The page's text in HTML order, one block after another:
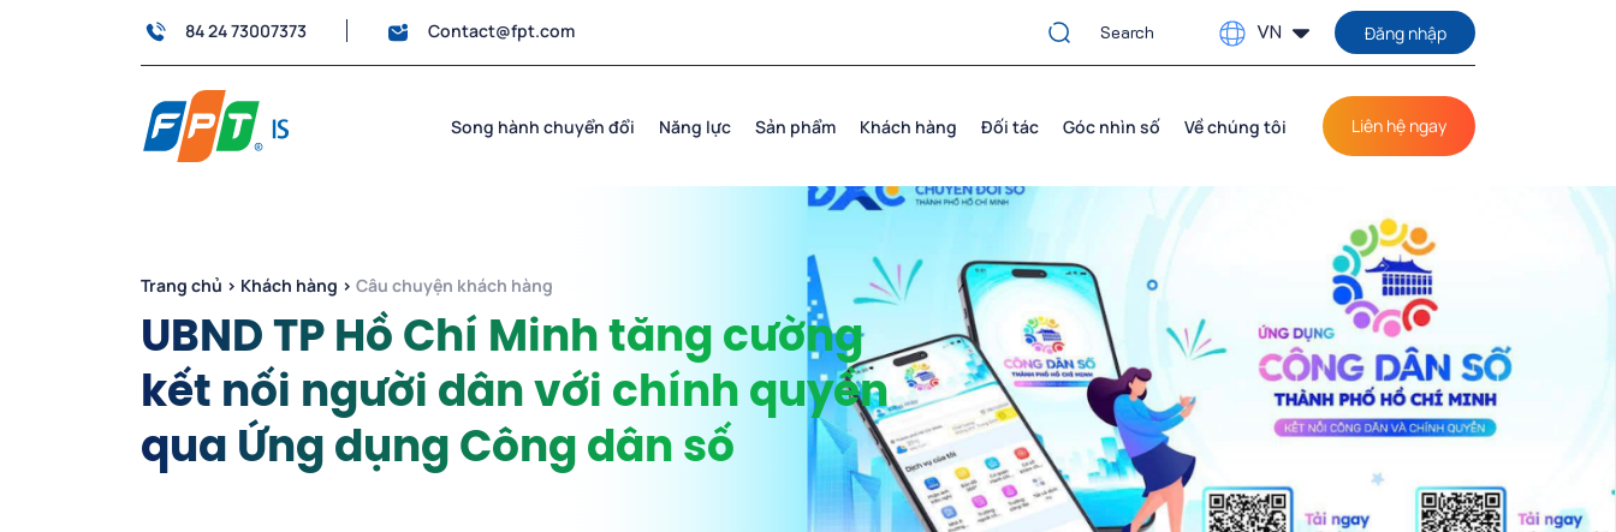
84 24 73007373 Contact@fpt.com VN Đăng nhập
Song hành chuyển đổi Năng lực Sản phẩm Khách hàng Đối tác Góc nhìn số Về chúng tôi Liên hệ ngay
Trang chủ › Khách hàng › Câu chuyện khách hàng
UBND TP Hồ Chí Minh tăng cường
kết nối người dân với chính quyền
qua Ứng dụng Công dân số